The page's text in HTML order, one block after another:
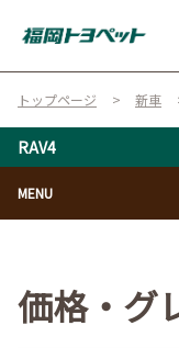
トップページ 新車
RAV4
MENU
価格・グ